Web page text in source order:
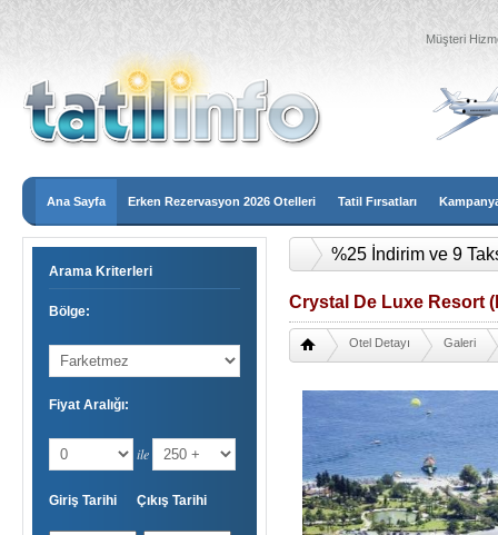
Müşteri
Ana Sayfa Erken Rezervasyon 2026 Otelleri Tatil Fırsatları
Arama Kriterleri
Bölge:
Fiyat Aralığı:
ile
Giriş Tarihi Çıkış Tarihi
%25 İndirim ve 9
Crystal De Luxe Resort
Otel Detayı Galeri